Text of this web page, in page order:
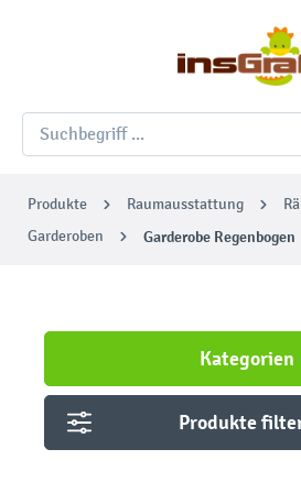
Produkte Raumausstattung
Garderoben
Garderobe Regenbogen
Kategorien
Produkte